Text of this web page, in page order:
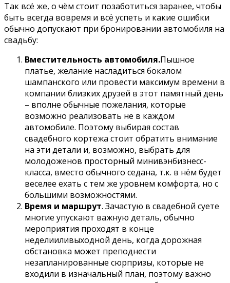
Так всё же, о чём стоит позаботиться заранее, чтобы
быть всегда вовремя и всё успеть и какие ошибки
обычно допускают при бронировании автомобиля на
свадьбу:
Вместительность автомобиля.Пышное
платье, желание насладиться бокалом
шампанского или провести максимум времени в
компании близких друзей в этот памятный день
– вполне обычные пожелания, которые
возможно реализовать не в каждом
автомобиле. Поэтому выбирая состав
свадебного кортежа стоит обратить внимание
на эти детали и, возможно, выбрать для
молодоженов просторный минивэнбизнесс-
класса, вместо обычного седана, т.к. в нём будет
веселее ехать с тем же уровнем комфорта, но с
большими возможностями.
Время и маршрут. Зачастую в свадебной суете
многие упускают важную деталь, обычно
мероприятия проходят в конце
неделииливыходной день, когда дорожная
обстановка может преподнести
незапланированные сюрпризы, которые не
входили в изначальный план, поэтому важно